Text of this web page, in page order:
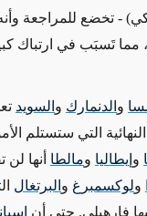
تخضع للمراجعة
مما تَسبَب في ارتباك
و الدنمارك و السويد
التي ستستلم
و إيطاليا ومالطا أنها
ولوكسمبرغ و البرتغال
فارهيلي. حتى أن